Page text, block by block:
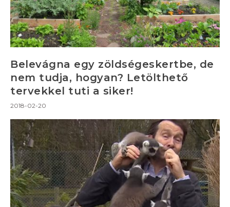
Belevágna egy zöldségeskertbe, de
nem tudja, hogyan? Letölthető
tervekkel tuti a siker!
2018-02-20